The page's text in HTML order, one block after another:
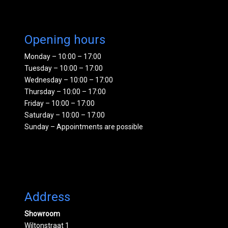
Opening hours
Monday – 10:00 – 17:00
Tuesday – 10:00 – 17:00
Wednesday – 10:00 – 17:00
Thursday – 10:00 – 17:00
Friday – 10:00 – 17:00
Saturday – 10:00 – 17:00
Sunday – Appointments are possible
Address
Showroom
Wiltonstraat 1